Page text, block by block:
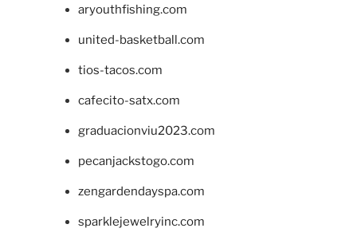
aryouthfishing.com
united-basketball.com
tios-tacos.com
cafecito-satx.com
graduacionviu2023.com
pecanjackstogo.com
zengardendayspa.com
sparklejewelryinc.com